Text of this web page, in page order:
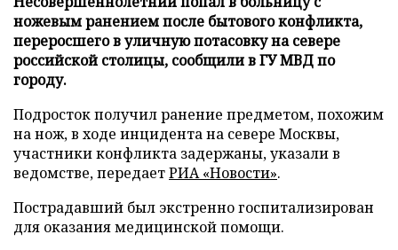
ножевым ранением после бытового конфликта,
переросшего в уличную потасовку на севере
российской столицы, сообщили в ГУ МВД по
городу.
Подросток получил ранение предметом, похожим
на нож, в ходе инцидента на севере Москвы,
участники конфликта задержаны, указали в
ведомстве, передаетРИА «Новости».
Пострадавший был экстренно госпитализирован
для оказания медицинской помощи.